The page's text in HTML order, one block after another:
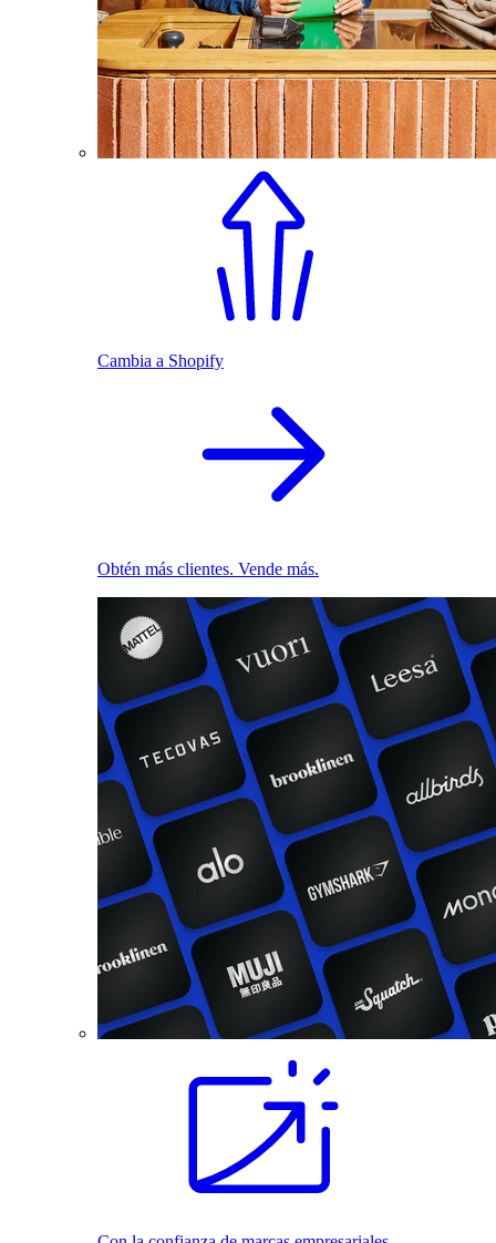
Cambia a Shopify
Obtén más clientes. Vende más.